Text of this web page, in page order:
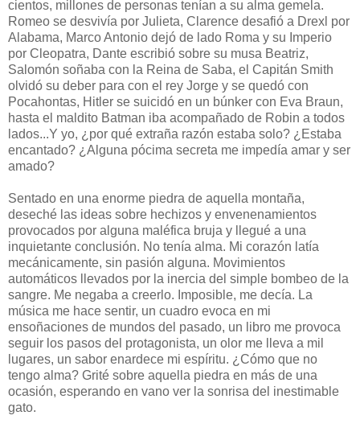
cientos, millones de personas tenían a su alma gemela.
Romeo se desvivía por Julieta, Clarence desafió a Drexl por
Alabama, Marco Antonio dejó de lado Roma y su Imperio
por Cleopatra, Dante escribió sobre su musa Beatriz,
Salomón soñaba con la Reina de Saba, el Capitán Smith
olvidó su deber para con el rey Jorge y se quedó con
Pocahontas, Hitler se suicidó en un búnker con Eva Braun,
hasta el maldito Batman iba acompañado de Robin a todos
lados...Y yo, ¿por qué extraña razón estaba solo? ¿Estaba
encantado? ¿Alguna pócima secreta me impedía amar y ser
amado?
Sentado en una enorme piedra de aquella montaña,
deseché las ideas sobre hechizos y envenenamientos
provocados por alguna maléfica bruja y llegué a una
inquietante conclusión. No tenía alma. Mi corazón latía
mecánicamente, sin pasión alguna. Movimientos
automáticos llevados por la inercia del simple bombeo de la
sangre. Me negaba a creerlo. Imposible, me decía. La
música me hace sentir, un cuadro evoca en mi
ensoñaciones de mundos del pasado, un libro me provoca
seguir los pasos del protagonista, un olor me lleva a mil
lugares, un sabor enardece mi espíritu. ¿Cómo que no
tengo alma? Grité sobre aquella piedra en más de una
ocasión, esperando en vano ver la sonrisa del inestimable
gato.